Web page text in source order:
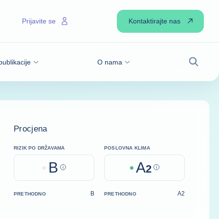
O nama
Prijavite se Kontaktirajte nas
Procjena
RIZIK PO DRŽAVAMA
B Help
POSLOVNA KLIMA
A2 Help
PRETHODNO B PRETHODNO A2